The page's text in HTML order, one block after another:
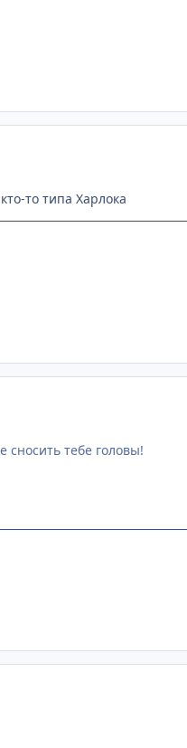
то типа Харлока
сносить тебе головы!